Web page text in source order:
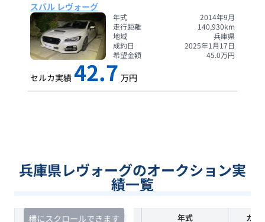
スバル レヴォーグ
年式
2014年9月
走行距離
140,930km
地域
兵庫県
成約日
2025年1月17日
希望金額
45.0万円
セルカ実績 42.7 万円
兵庫県レヴォーグのオークション実
績一覧
横にスクロールできます
査定時期 セルカ実績 年式 カラ